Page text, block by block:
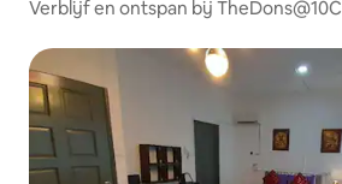
Verblijf en ontspan bij TheDons@10C